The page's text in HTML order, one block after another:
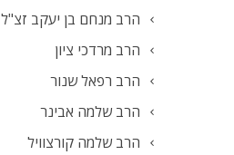
הרב מנחם בן יעקב זצ"ל
הרב מרדכי ציון
הרב רפאל שנור
הרב שלמה אבינר
הרב שלמה קורצוויל